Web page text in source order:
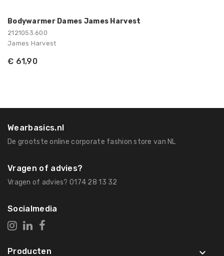
Bodywarmer Dames James Harvest
2121053.600
James Harvest
€ 61,90
Wearbasics.nl
De grootste online corporate fashion store van NL
Vragen of advies?
Vragen of advies? 0174 28 13 32
Socialmedia
Producten 